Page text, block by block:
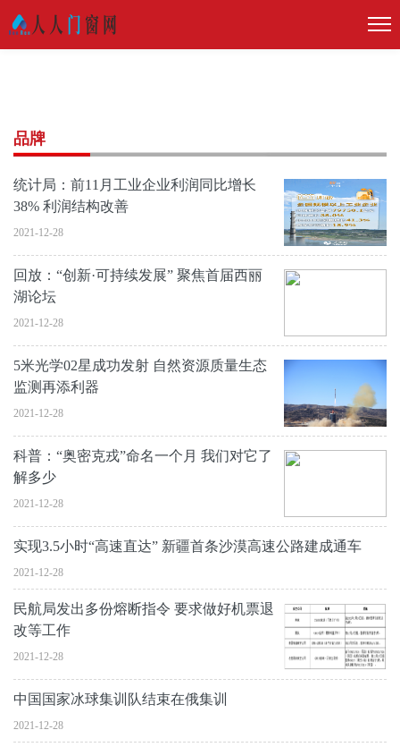
品牌
统计局：前11月工业企业利润同比增长
38% 利润结构改善
2021-12-28
回放：“创新·可持续发展” 聚焦首届西丽
湖论坛
2021-12-28
5米光学02星成功发射 自然资源质量生态
监测再添利器
2021-12-28
科普：“奥密克戎”命名一个月 我们对它了
解多少
2021-12-28
实现3.5小时“高速直达” 新疆首条沙漠高速公路建成通车
2021-12-28
民航局发出多份熔断指令 要求做好机票退
改等工作
2021-12-28
中国国家冰球集训队结束在俄集训
2021-12-28